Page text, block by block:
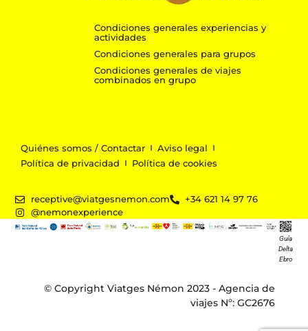
Condiciones generales experiencias y
actividades
Condiciones generales para grupos
Condiciones generales de viajes
combinados en grupo
Quiénes somos / Contactar
Aviso legal
Política de privacidad
Política de cookies
receptive@viatgesnemon.com
+34 621 14 97 76
@nemonexperience
Guía
Delta
Ebro
© Copyright Viatges Némon 2023 - Agencia de
viajes Nº: GC2676